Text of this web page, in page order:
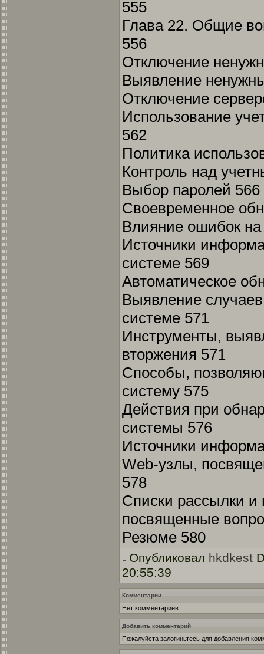
555
Глава 22. Общие
556
Отключение
Выявление
Отключение
Использование
562
Политика
Контроль над
Выбор паролей 566
Своевременное
Влияние ошибок
Источники
системе 569
Автоматическое
Выявление случаев
системе 571
Инструменты,
вторжения 571
Способы,
систему 575
Действия при
системы 576
Источники
Web-узлы,
578
Списки рассылки и
посвященные
Резюме 580
Опубликовал hkdkest
20:55:39
Комментарии
Нет комментариев.
Добавить комментарий
Пожалуйста залогиньтесь для добавления